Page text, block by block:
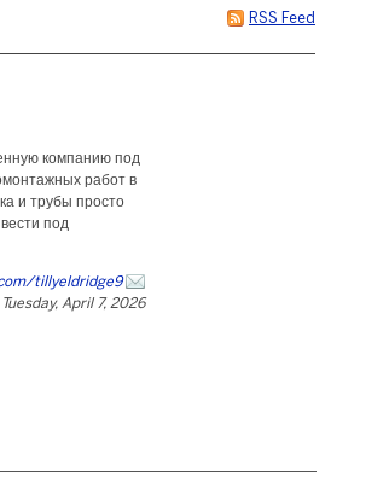
RSS Feed
компанию под
работ в
и трубы просто
под
tillyeldridge9
Tuesday, April 7, 2026